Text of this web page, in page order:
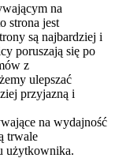
na
strona jest
są najbardziej i
poruszają się po
z
ulepszać
przyjazną i
na wydajność
trwale
użytkownika.